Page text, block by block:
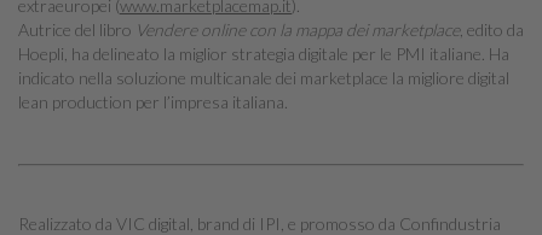
extraeuropei (www.marketplacemap.it).
Autrice del libro Vendere online con la mappa dei marketplace, edito da
Hoepli, ha delineato la miglior strategia digitale per le PMI italiane. Ha
indicato nella soluzione multicanale dei marketplace la migliore digital
lean production per l’impresa italiana.
Realizzato da VIC digital, brand di IPI, e promosso da Confindustria